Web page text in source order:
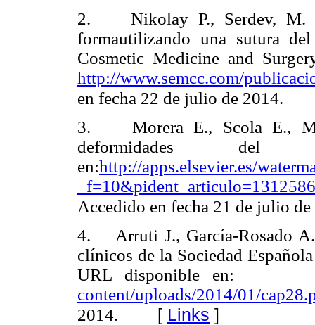
2. Nikolay P., Serdev, M.
formautilizando una sutura
Cosmetic Medicine and
http://www.semcc.com/
en fecha 22 de julio de 2014.
3. Morera E., Scola E.,
deformidades del
en:http://apps.elsevier.es/
Accedido en fecha 21 de julio
4. Arruti J., García-Rosado
clínicos de la Sociedad
URL
content/uploads/2014/01/
2014. [ Links ]